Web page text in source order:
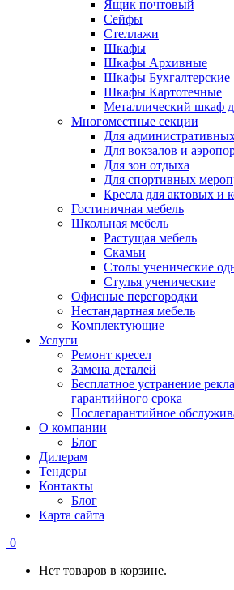
Ящик почтовый
Сейфы
Стеллажи
Шкафы
Шкафы Архивные
Шкафы Бухгалтерские
Шкафы Картотечные
Металлический шкаф
Многоместные секции
Для
Для вокзалов и
Для зон отдыха
Для спортивных
Кресла для актовых и
Гостиничная мебель
Школьная мебель
Растущая мебель
Скамьи
Столы ученические
Стулья ученические
Офисные перегородки
Нестандартная мебель
Комплектующие
Услуги
Ремонт кресел
Замена деталей
Бесплатное устранение
гарантийного срока
Послегарантийное
О компании
Блог
Дилерам
Тендеры
Контакты
Блог
Карта сайта
0
Нет товаров в корзине.